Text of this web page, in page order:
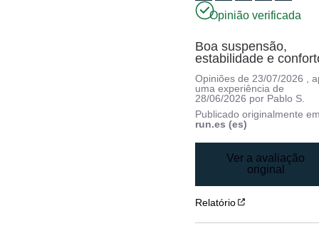
Opinião verificada
Boa suspensão,
estabilidade e
Opiniões de 23/07/2026
,
uma experiência de
28/06/2026 por Pablo S.
Publicado originalmente
run.es (es)
Ver a avaliação
original
Relatório